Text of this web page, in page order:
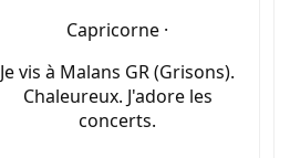
Capricorne ·
Je vis à Malans GR (Grisons).
Chaleureux. J'adore les
concerts.